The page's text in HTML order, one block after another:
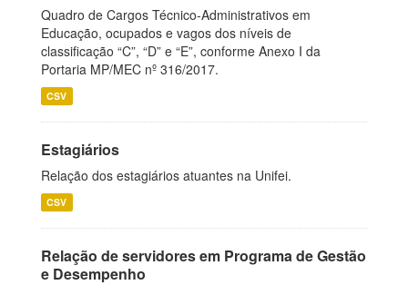
Quadro de Cargos Técnico-Administrativos em
Educação, ocupados e vagos dos níveis de
classificação “C”, “D” e “E”, conforme Anexo I da
Portaria MP/MEC nº 316/2017.
CSV
Estagiários
Relação dos estagiários atuantes na Unifei.
CSV
Relação de servidores em Programa de Gestão
e Desempenho